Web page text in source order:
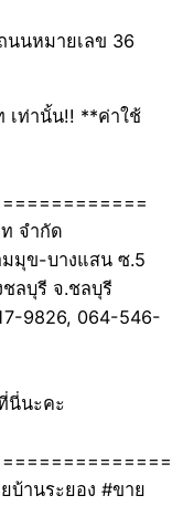
นนหมายเลข 36
เท่านั้น!! **ค่าใช้
จำกัด
มุข-บางแสน ซ.5
ลบุรี จ.ชลบุรี
9826, 064-546-
นี่นะคะ
บ้านระยอง #ขาย